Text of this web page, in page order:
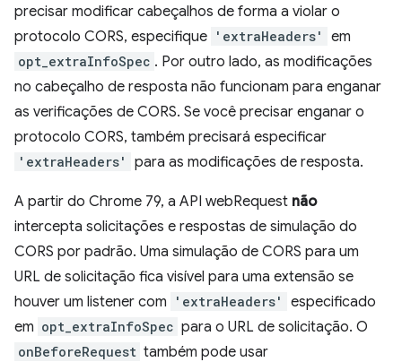
precisar modificar cabeçalhos de forma a violar o
protocolo CORS, especifique 'extraHeaders' em
opt_extraInfoSpec . Por outro lado, as modificações
no cabeçalho de resposta não funcionam para enganar
as verificações de CORS. Se você precisar enganar o
protocolo CORS, também precisará especificar
'extraHeaders' para as modificações de resposta.
A partir do Chrome 79, a API webRequest não
intercepta solicitações e respostas de simulação do
CORS por padrão. Uma simulação de CORS para um
URL de solicitação fica visível para uma extensão se
houver um listener com
'extraHeaders'
especificado
em opt_extraInfoSpec para o URL de solicitação. O
onBeforeRequest também pode usar